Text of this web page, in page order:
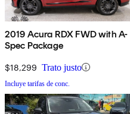
2019 Acura RDX FWD with A-
Spec Package
$18,299 Trato justo
Incluye tarifas de conc.